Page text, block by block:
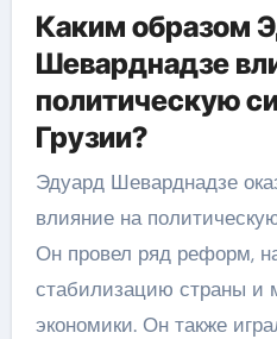
Каким образом
Шеварднадзе
политическую
Грузии?
Эдуард Шеварднадзе
влияние на
Он провел ряд реформ,
стабилизацию страны и
экономики. Он также